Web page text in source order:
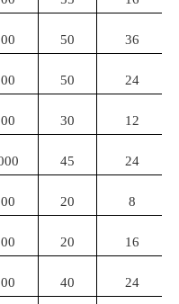
50 36
50 24
30 12
45 24
20 8
20 16
40 24